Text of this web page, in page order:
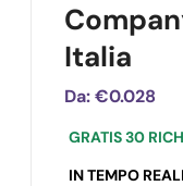
Italia
Da:€0.028
GRATIS 30
IN TEMPO